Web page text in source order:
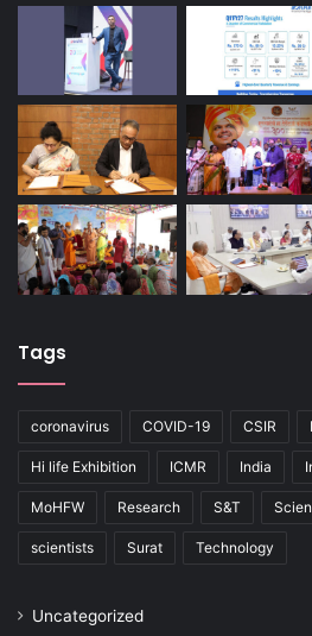
Tags
coronavirus COVID-19 CSIR
Hi life Exhibition ICMR India
MoHFW Research S&T
scientists Surat Technology
Uncategorized